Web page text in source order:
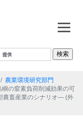
農業環境研究部門
の窒素負荷削減効果の可
農畜産業のシナリオ― (外